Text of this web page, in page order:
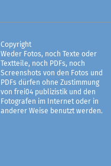
Copyright
Weder Fotos, noch Texte oder
Textteile, noch PDFs, noch
Screenshots von den Fotos und
PDFs dürfen ohne Zustimmung
von frei04 publizistik und den
Fotografen im Internet oder in
anderer Weise benutzt werden.